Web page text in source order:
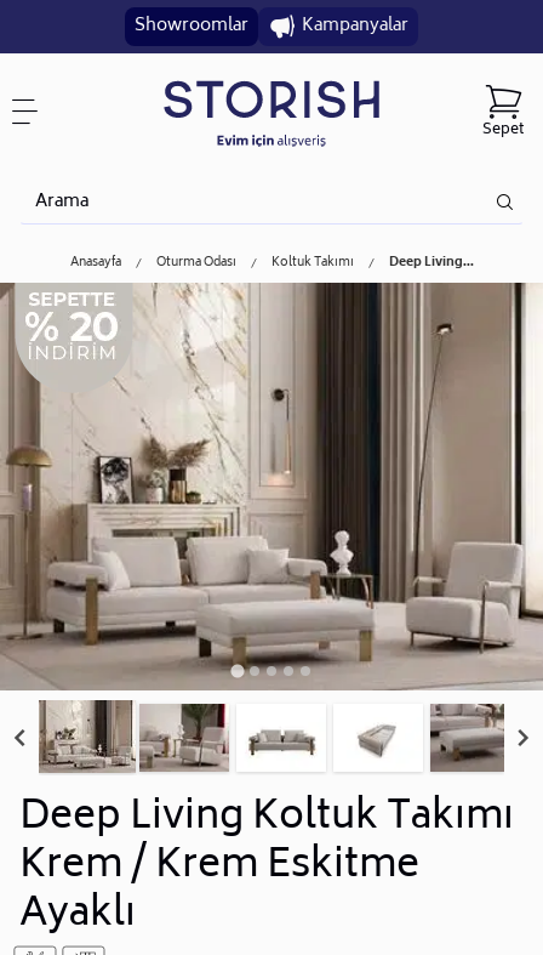
Showroomlar Kampanyalar
Sepet
Anasayfa Oturma Odası Koltuk Takımı Deep Living...
Deep Living Koltuk Takımı
Krem / Krem Eskitme
Ayaklı